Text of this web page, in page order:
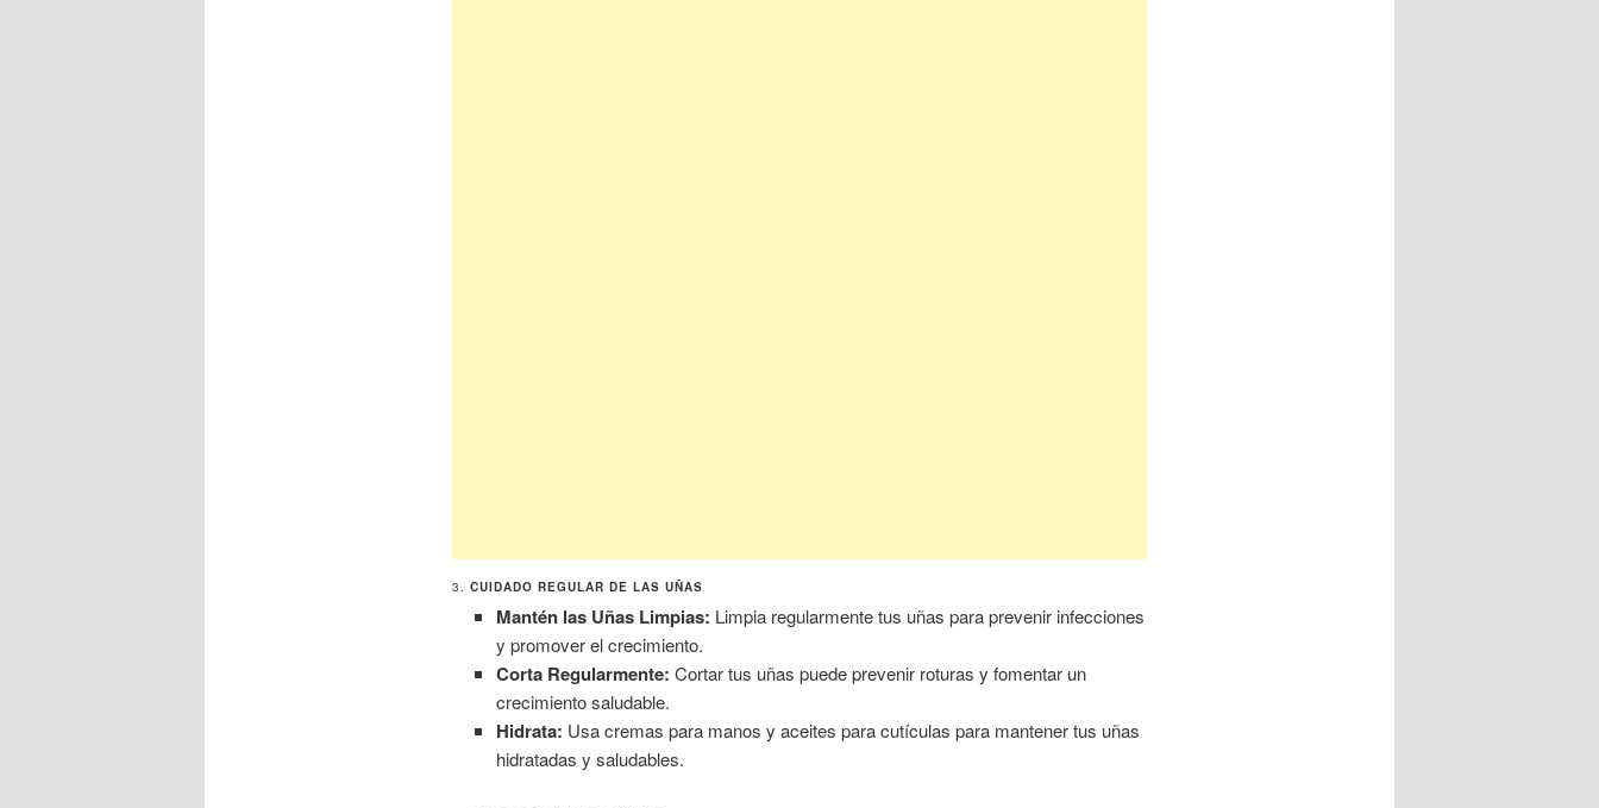
3. CUIDADO REGULAR DE LAS UÑAS
Mantén las Uñas Limpias: Limpia regularmente tus uñas para prevenir infecciones
y promover el crecimiento.
Corta Regularmente: Cortar tus uñas puede prevenir roturas y fomentar un
crecimiento saludable.
Hidrata: Usa cremas para manos y aceites para cutículas para mantener tus uñas
hidratadas y saludables.